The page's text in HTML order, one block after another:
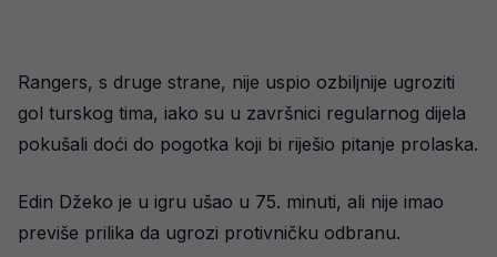
Rangers, s druge strane, nije uspio ozbiljnije ugroziti
gol turskog tima, iako su u završnici regularnog dijela
pokušali doći do pogotka koji bi riješio pitanje prolaska.
Edin Džeko je u igru ušao u 75. minuti, ali nije imao
previše prilika da ugrozi protivničku odbranu.